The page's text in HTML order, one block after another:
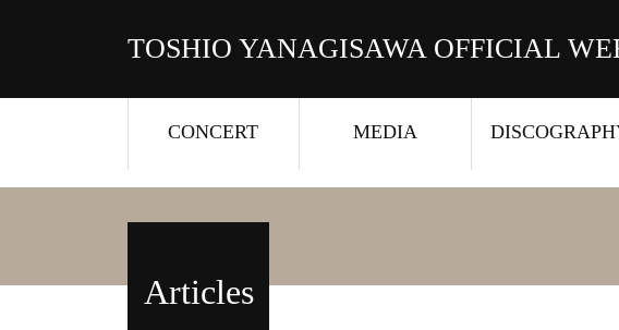
TOSHIO YANAGISAWA OFFICIAL
CONCERT MEDIA
Articles